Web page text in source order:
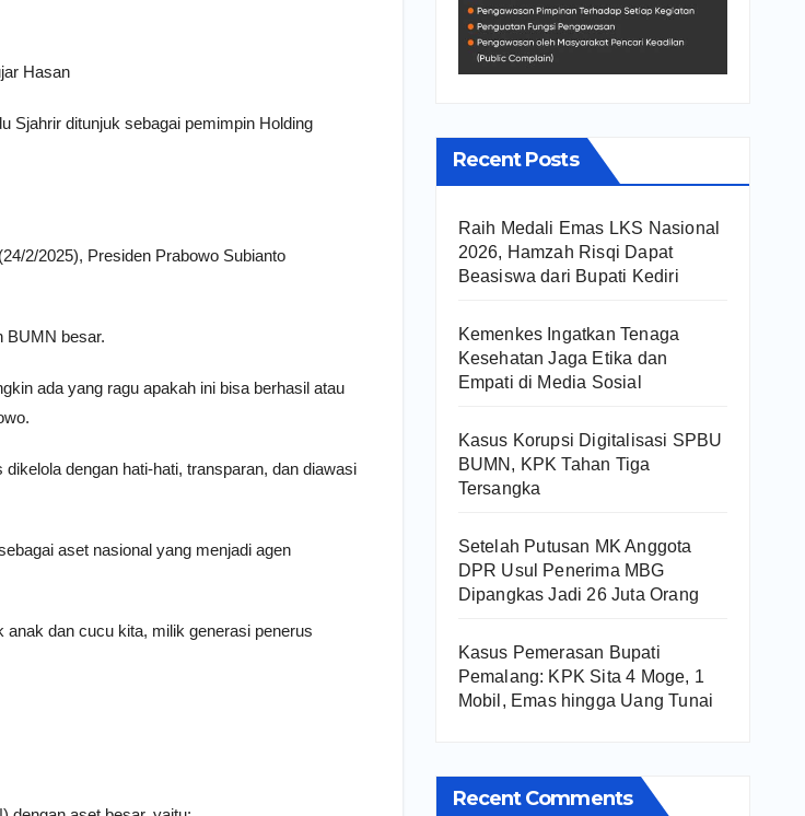
Hasan
Sjahrir ditunjuk sebagai pemimpin Holding
2/2025), Presiden Prabowo Subianto
BUMN besar.
ada yang ragu apakah ini bisa berhasil atau
dengan hati-hati, transparan, dan diawasi
aset nasional yang menjadi agen
anak dan cucu kita, milik generasi penerus
Recent Posts
Raih Medali Emas LKS Nasional
2026, Hamzah Risqi Dapat
Beasiswa dari Bupati Kediri
Kemenkes Ingatkan Tenaga
Kesehatan Jaga Etika dan
Empati di Media Sosial
Kasus Korupsi Digitalisasi SPBU
BUMN, KPK Tahan Tiga
Tersangka
Setelah Putusan MK Anggota
DPR Usul Penerima MBG
Dipangkas Jadi 26 Juta Orang
Kasus Pemerasan Bupati
Pemalang: KPK Sita 4 Moge, 1
Mobil, Emas hingga Uang Tunai
Recent Comments